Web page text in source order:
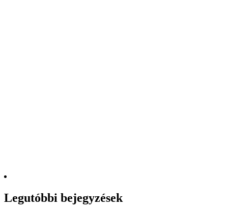
Legutóbbi bejegyzések